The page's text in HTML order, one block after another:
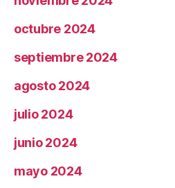
octubre 2024
septiembre 2024
agosto 2024
julio 2024
junio 2024
mayo 2024